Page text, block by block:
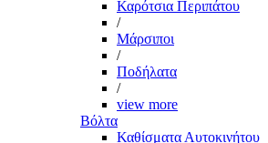
Καρότσια Περιπάτου
/
Μάρσιποι
/
Ποδήλατα
/
view more
Βόλτα
Καθίσματα Αυτοκινήτου